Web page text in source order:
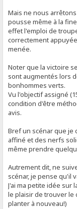
Mais ne nous
pousse même à la
effet l'emploi de
correctement
menée.
Noter que la victoire
sont augmentés lors
bonhommes verts.
Vu l'objectif assigné
condition d'être
avis.
Bref un scénar que je
affiné et des nerfs
même prendre
Autrement dit, ne
scénar, je pense qu'il
J'ai ma petite idée sur
le plaisir de trouver le
planter à nouveau!)